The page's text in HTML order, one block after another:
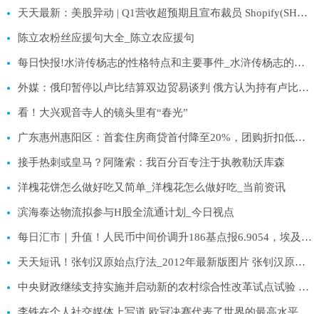
天天最新：美股异动 | Q1营收超预期且宣布裁员 Shopify(SHOP.US)涨超27%
陈立农粉丝应援句大全_陈立农应援句
每日快报!水浒传杨志的性格特点和主要事件_水浒传杨志的性格特点
外媒：俄印暂停以卢比结算双边贸易谈判 俄方认为持有卢比不划算
看！大兴观音寺人的镜头里有“春光”
广东惠州惠阳区：首套住房商贷首付降至20%，团购折扣低至8折
接手热刺或皇马？阿隆索：我百分百专注于执教勒沃库森
洋槐花饼怎么做好吃又简单_洋槐花怎么做好吃_当前资讯
滨海泰达物流拟参与H股全流通计划_今日视点
每日汇市｜升值！人民币中间价调升186基点报6.9054，埃及正考虑使用人民币结算
天天短讯！张钊汉原始点疗法_2012年最新版图片 张钊汉原始点疗法案例
中央财政继续支持实施并启动新的农村综合性改革试点试验 全球速读